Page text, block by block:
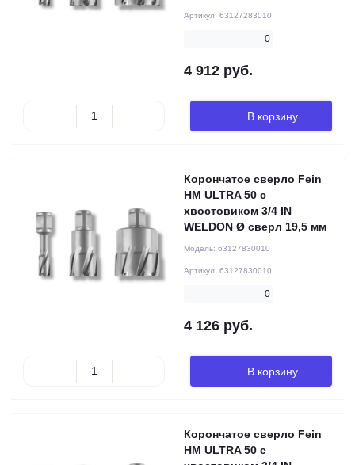
Артикул: 63127283010
0
4 912 руб.
В корзину
Корончатое сверло Fein
HM ULTRA 50 с
хвостовиком 3/4 IN
WELDON Ø сверл 19,5 мм
Модель: 63127830010
Артикул: 63127830010
0
4 126 руб.
В корзину
Корончатое сверло Fein
HM ULTRA 50 с